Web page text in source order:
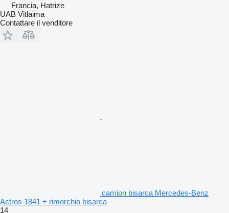
Francia, Hatrize
UAB Vitlaima
Contattare il venditore
camion bisarca Mercedes-Benz
Actros 1841 + rimorchio bisarca
14